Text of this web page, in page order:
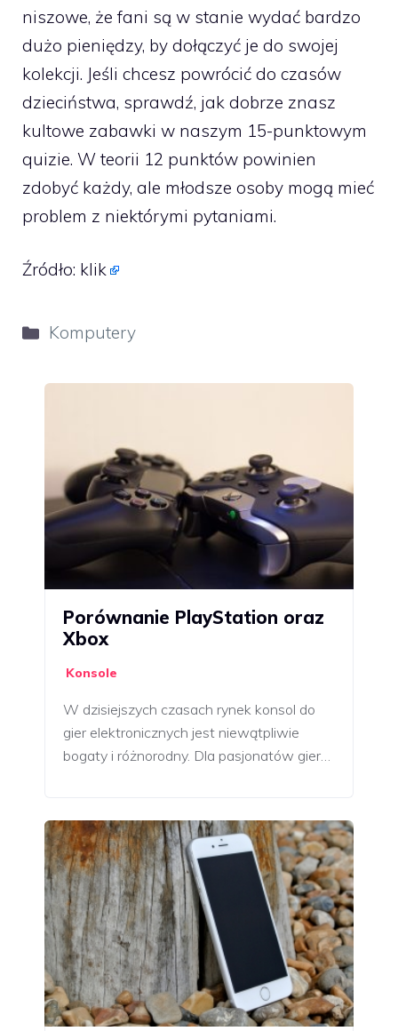
niszowe, że fani są w stanie wydać bardzo
dużo pieniędzy, by dołączyć je do swojej
kolekcji. Jeśli chcesz powrócić do czasów
dzieciństwa, sprawdź, jak dobrze znasz
kultowe zabawki w naszym 15-punktowym
quizie. W teorii 12 punktów powinien
zdobyć każdy, ale młodsze osoby mogą mieć
problem z niektórymi pytaniami.
Źródło: klik
Kategorie
Komputery
Porównanie PlayStation oraz
Xbox
Konsole
W dzisiejszych czasach rynek konsol do
gier elektronicznych jest niewątpliwie
bogaty i różnorodny. Dla pasjonatów gier…